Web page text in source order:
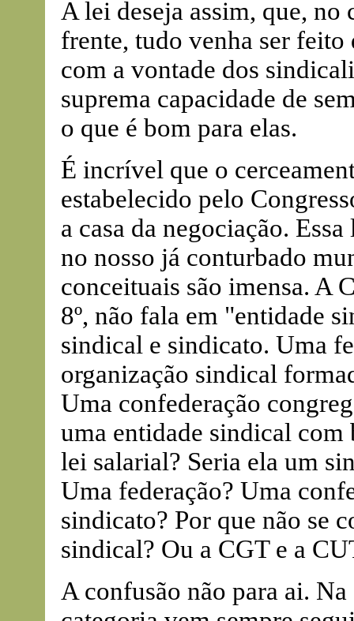
A lei deseja assim, que, no
frente, tudo venha ser
com a vontade dos
suprema capacidade de
o que é bom para elas.
É incrível que o
estabelecido pelo
a casa da negociação.
no nosso já conturbado
conceituais são imensa. A
8º, não fala em "entidade
sindical e sindicato. Uma
organização sindical
Uma confederação
uma entidade sindical com
lei salarial? Seria ela um
Uma federação? Uma
sindicato? Por que não se
sindical? Ou a CGT e a
A confusão não para ai.